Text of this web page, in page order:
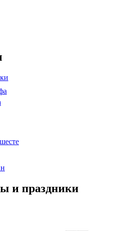
и праздники